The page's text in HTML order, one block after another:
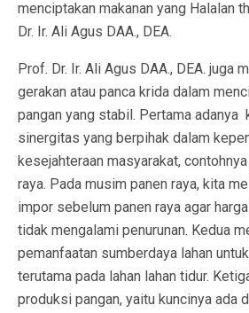
menciptakan makanan yang Halalan
Dr. Ir. Ali Agus DAA., DEA.
Prof. Dr. Ir. Ali Agus DAA., DEA. juga
gerakan atau panca krida dalam
pangan yang stabil. Pertama adanya
sinergitas yang berpihak dalam
kesejahteraan masyarakat,
raya. Pada musim panen raya, kita
impor sebelum panen raya agar
tidak mengalami penurunan. Kedua
pemanfaatan sumberdaya lahan
terutama pada lahan lahan tidur.
produksi pangan, yaitu kuncinya ada